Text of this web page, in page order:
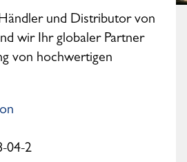
und Distributor von
wir Ihr globaler Partner
von hochwertigen
04-2